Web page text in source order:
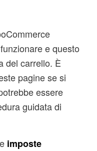
e questo
del carrello. È
pagine se si
essere
guidata di
imposte